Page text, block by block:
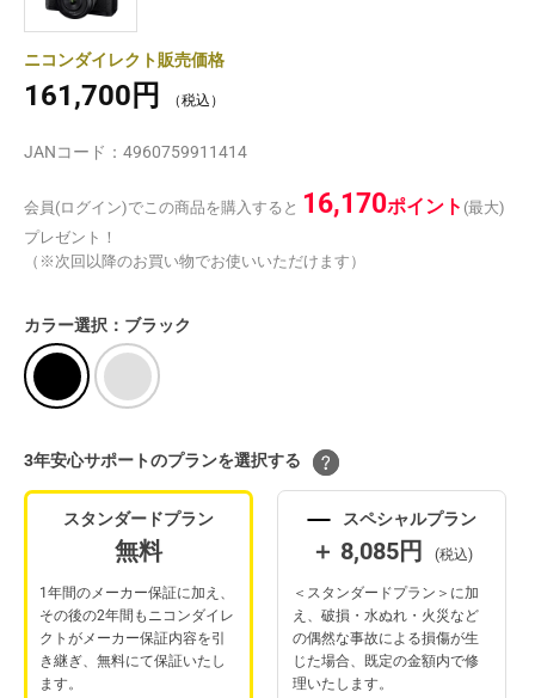
ニコンダイレクト販売価格
161,700円
JANコード： 4960759911414
会員(ログイン)でこの商品を購入すると 16,170ポイント (最大)
プレゼント！
（※次回以降のお買い物でお使いいただけます）
カラー選択：ブラック
3年安⼼サポートのプランを選択する
スタンダードプラン
無料
1年間のメーカー保証に加え、
その後の2年間もニコンダイレ
クトがメーカー保証内容を引
き継ぎ、無料にて保証いたし
ます。
スペシャルプラン
＋ 8,085円 (税込)
＜スタンダードプラン＞に加
え、破損・水ぬれ・火災など
の偶然な事故による損傷が生
じた場合、既定の金額内で修
理いたします。